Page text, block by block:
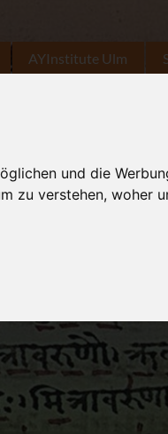
und die
zu verstehen, woher
AYInstitute Ulm